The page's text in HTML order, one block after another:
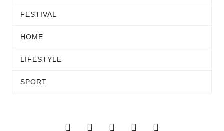
FESTIVAL
HOME
LIFESTYLE
SPORT